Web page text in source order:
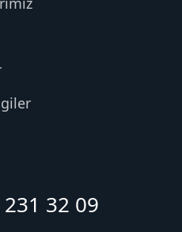
32 09